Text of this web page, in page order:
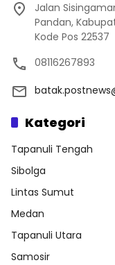
Jalan
Pandan,
Kode Pos 22537
08116267893
Kategori
Tapanuli Tengah
Sibolga
Lintas Sumut
Medan
Tapanuli Utara
Samosir